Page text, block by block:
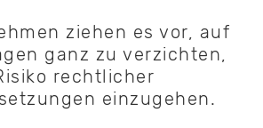
ziehen es vor, auf
ganz zu verzichten,
rechtlicher
einzugehen.